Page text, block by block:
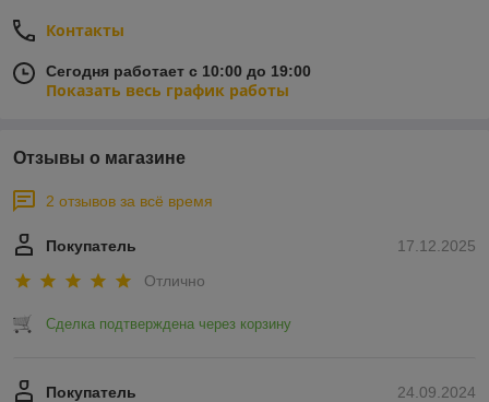
Контакты
Сегодня работает с 10:00 до 19:00
Показать весь график работы
Отзывы о магазине
2 отзывов за всё время
17.12.2025
Покупатель
Отлично
Сделка подтверждена через корзину
24.09.2024
Покупатель